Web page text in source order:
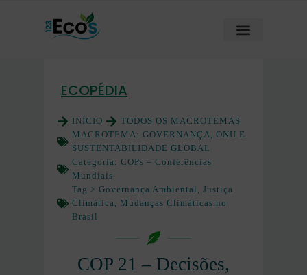
ECOPÉDIA
INÍCIO
TODOS OS MACROTEMAS
MACROTEMA: GOVERNANÇA, ONU E
SUSTENTABILIDADE GLOBAL
Categoria: COPs – Conferências
Mundiais
Tag > Governança Ambiental , Justiça
Climática , Mudanças Climáticas no
Brasil
COP 21 – Decisões,